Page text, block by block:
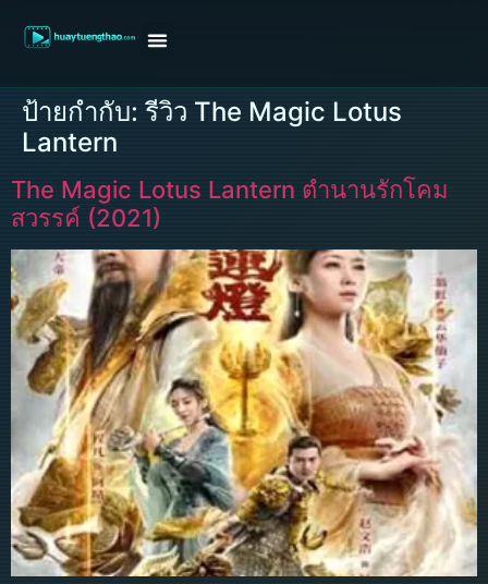
ป้ายกำกับ: รีวิว The Magic Lotus
Lantern
The Magic Lotus Lantern ตำนานรักโคม
สวรรค์ (2021)